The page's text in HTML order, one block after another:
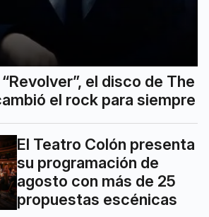
el disco de The
el rock para siempre
El Teatro Colón presenta
su programación de
agosto con más de 25
propuestas escénicas